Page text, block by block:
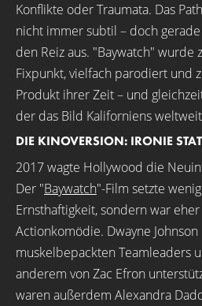
Konflikte oder Traumata. Das
nicht immer subtil – doch
den Reiz aus. "Baywatch"
Fixpunkt, vielfach parodiert und
Produkt ihrer Zeit – und
der das Bild Kaliforniens
DIE KINOVERSION: IRONIE
2017 wagte Hollywood die
Der "Baywatch"-Film setzte
Ernsthaftigkeit, sondern war
Actionkomödie. Dwayne
muskelbepackten Teamleaders
anderem von Zac Efron
waren außerdem Alexandra